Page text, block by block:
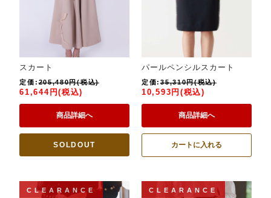
スカート
定価:205,480円(税込)
61,644円(税込)
商品詳細へ
SOLDOUT
パールペンシルスカート
定価:35,310円(税込)
10,593円(税込)
商品詳細へ
カートに入れる
CLEARANCE CLEARANCE